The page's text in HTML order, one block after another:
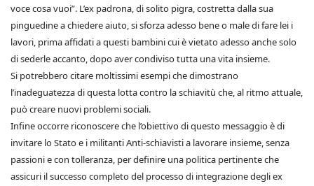
voce cosa vuoi”. L’ex padrona, di solito pigra, costretta dalla sua
pinguedine a chiedere aiuto, si sforza adesso bene o male di fare lei i
lavori, prima affidati a questi bambini cui è vietato adesso anche solo
di sederle accanto, dopo aver condiviso tutta una vita insieme.
Si potrebbero citare moltissimi esempi che dimostrano
l’inadeguatezza di questa lotta contro la schiavitù che, al ritmo attuale,
può creare nuovi problemi sociali.
Infine occorre riconoscere che l’obiettivo di questo messaggio è di
invitare lo Stato e i militanti Anti-schiavisti a lavorare insieme, senza
passioni e con tolleranza, per definire una politica pertinente che
assicuri il successo completo del processo di integrazione degli ex